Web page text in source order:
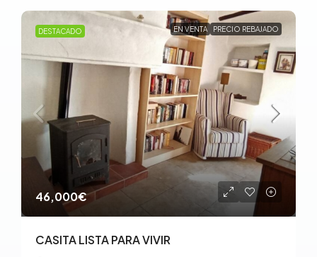
DESTACADO EN VENTA PRECIO REBAJADO
46,000€
CASITA LISTA PARA VIVIR